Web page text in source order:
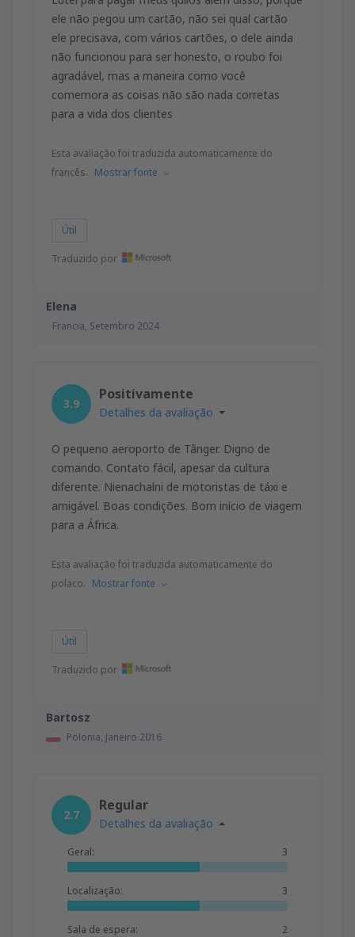
Elena
Francia, Setembro 2024
ele não pegou um cartão, não sei qual cartão
ele precisava, com vários cartões, o dele ainda
não funcionou para ser honesto, o roubo foi
agradável, mas a maneira como você
comemora as coisas não são nada corretas
para a vida dos clientes
Esta avaliação foi traduzida automaticamente do
francês. Mostrar fonte
Útil
Traduzido por
Bartosz
Polonia, Janeiro 2016
3.9
Positivamente
Detalhes da avaliação
O pequeno aeroporto de Tânger. Digno de
comando. Contato fácil, apesar da cultura
diferente. Nienachalni de motoristas de táxi e
amigável. Boas condições. Bom início de viagem
para a África.
Esta avaliação foi traduzida automaticamente do
polaco. Mostrar fonte
Útil
Traduzido por
2.7
Regular
Detalhes da avaliação
Geral: 3
Localização: 3
Sala de espera: 2